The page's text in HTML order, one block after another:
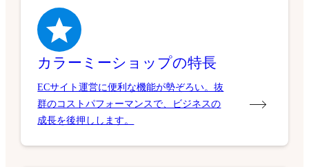
カラーミーショップの特長
ECサイト運営に便利な機能が勢ぞろい。抜
群のコストパフォーマンスで、ビジネスの
成長を後押しします。